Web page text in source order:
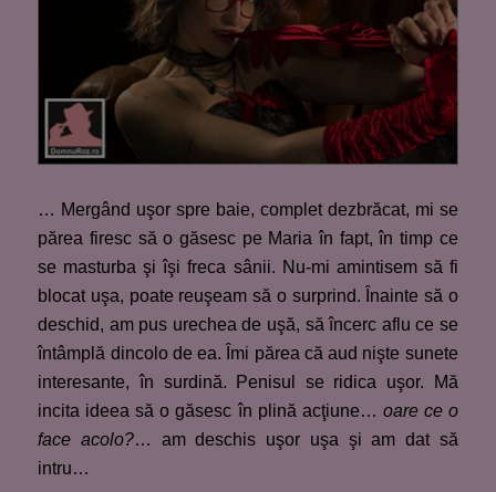
… Mergând uşor spre baie, complet dezbrăcat, mi se
părea firesc să o găsesc pe Maria în fapt, în timp ce
se masturba şi îşi freca sânii. Nu-mi amintisem să fi
blocat uşa, poate reuşeam să o surprind. Înainte să o
deschid, am pus urechea de uşă, să încerc aflu ce se
întâmplă dincolo de ea. Îmi părea că aud nişte sunete
interesante, în surdină. Penisul se ridica uşor. Mă
incita ideea să o găsesc în plină acţiune… oare ce o
face acolo?… am deschis uşor uşa şi am dat să
intru…